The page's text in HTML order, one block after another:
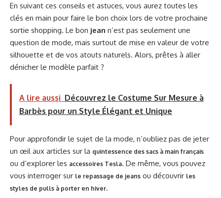
En suivant ces conseils et astuces, vous aurez toutes les
clés en main pour faire le bon choix lors de votre prochaine
sortie shopping. Le bon jean n’est pas seulement une
question de mode, mais surtout de mise en valeur de votre
silhouette et de vos atouts naturels. Alors, prêtes à aller
dénicher le modèle parfait ?
A lire aussi Découvrez le Costume Sur Mesure à
Barbès pour un Style Élégant et Unique
Pour approfondir le sujet de la mode, n’oubliez pas de jeter
un œil aux articles sur la quintessence des sacs à main français
ou d’explorer les accessoires Tesla. De même, vous pouvez
vous interroger sur le repassage de jeans ou découvrir les
styles de pulls à porter en hiver.